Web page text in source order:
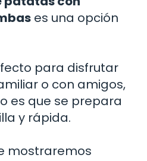
es una opción
para disfrutar
o con amigos,
es que se prepara
y rápida.
mostraremos